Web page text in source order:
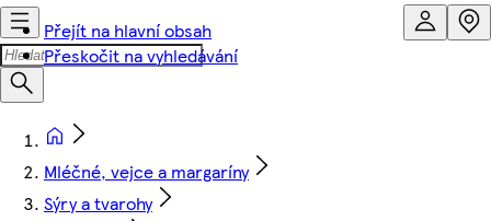
Přejít na hlavní obsah
Přeskočit na vyhledávání
Mléčné, vejce a margaríny
Sýry a tvarohy